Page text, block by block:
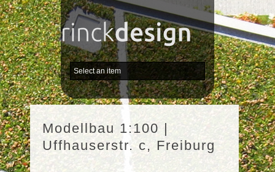
Modellbau 1:100 |
Uffhauserstr. c, Freiburg